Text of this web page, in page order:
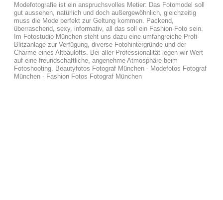
Modefotografie ist ein anspruchsvolles Metier: Das Fotomodel soll
gut aussehen, natürlich und doch außergewöhnlich, gleichzeitig
muss die Mode perfekt zur Geltung kommen. Packend,
überraschend, sexy, informativ, all das soll ein Fashion-Foto sein.
Im Fotostudio München steht uns dazu eine umfangreiche Profi-
Blitzanlage zur Verfügung, diverse Fotohintergründe und der
Charme eines Altbaulofts. Bei aller Professionalität legen wir Wert
auf eine freundschaftliche, angenehme Atmosphäre beim
Fotoshooting. Beautyfotos Fotograf München - Modefotos Fotograf
München - Fashion Fotos Fotograf München